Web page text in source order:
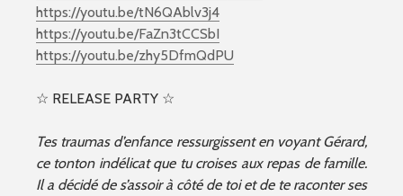
https://youtu.be/tN6QAblv3j4
https://youtu.be/FaZn3tCCSbI
https://youtu.be/zhy5DfmQdPU
☆ RELEASE PARTY ☆
Tes traumas d’enfance ressurgissent en voyant Gérard,
ce tonton indélicat que tu croises aux repas de famille.
Il a décidé de s’assoir à côté de toi et de te raconter ses